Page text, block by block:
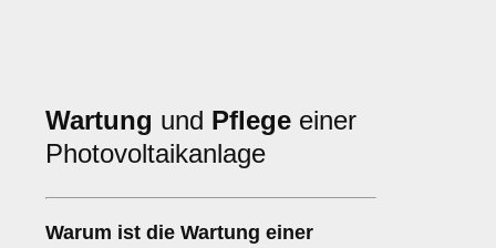
Wartung und Pflege einer
Photovoltaikanlage
Warum ist die Wartung einer